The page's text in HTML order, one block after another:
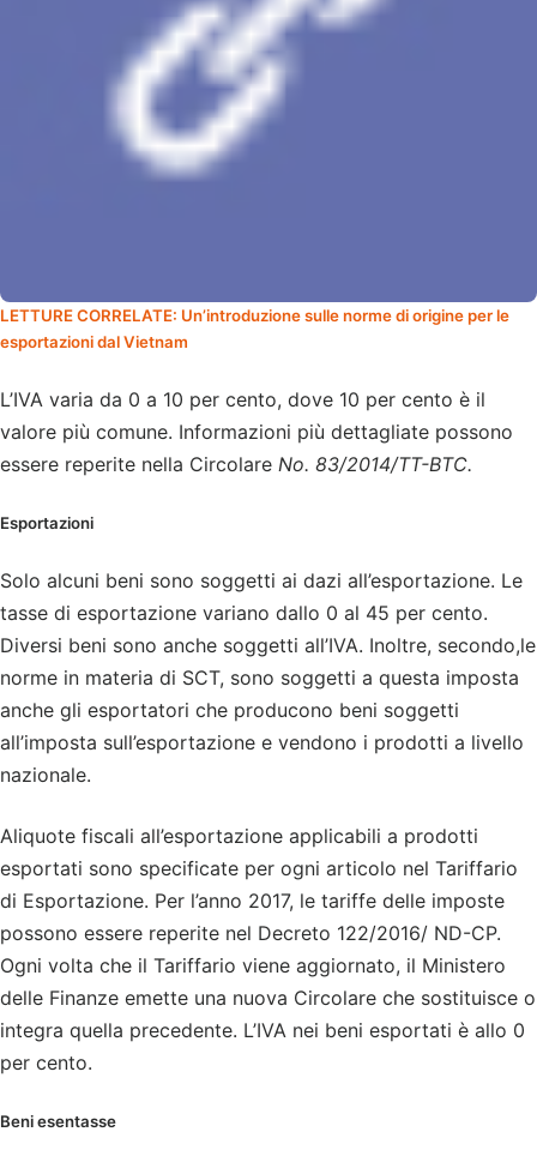
LETTURE CORRELATE: Un’introduzione sulle norme di origine per le
esportazioni dal Vietnam
L’IVA varia da 0 a 10 per cento, dove 10 per cento è il
valore più comune. Informazioni più dettagliate possono
essere reperite nella Circolare No. 83/2014/TT-BTC.
Esportazioni
Solo alcuni beni sono soggetti ai dazi all’esportazione. Le
tasse di esportazione variano dallo 0 al 45 per cento.
Diversi beni sono anche soggetti all’IVA. Inoltre, secondo,le
norme in materia di SCT, sono soggetti a questa imposta
anche gli esportatori che producono beni soggetti
all’imposta sull’esportazione e vendono i prodotti a livello
nazionale.
Aliquote fiscali all’esportazione applicabili a prodotti
esportati sono specificate per ogni articolo nel Tariffario
di Esportazione. Per l’anno 2017, le tariffe delle imposte
possono essere reperite nel Decreto 122/2016/ ND-CP.
Ogni volta che il Tariffario viene aggiornato, il Ministero
delle Finanze emette una nuova Circolare che sostituisce o
integra quella precedente. L’IVA nei beni esportati è allo 0
per cento.
Beni esentasse